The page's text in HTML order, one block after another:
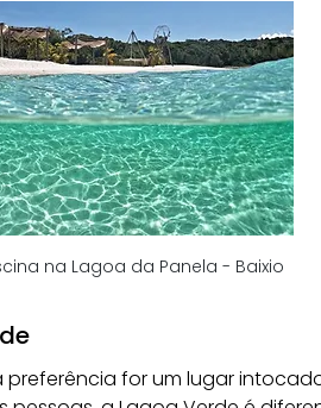
na Lagoa da Panela - Baixio
preferência for um lugar